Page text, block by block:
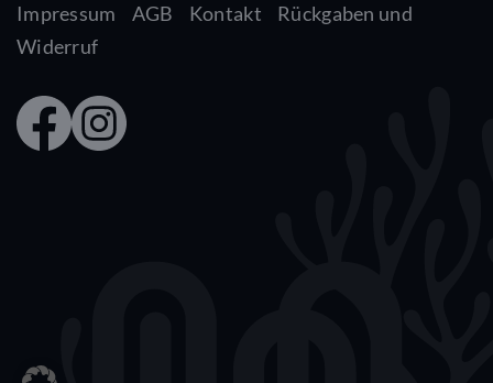
Impressum AGB Kontakt
Rückgaben und
Widerruf
Faceb
ook
Insta
gram